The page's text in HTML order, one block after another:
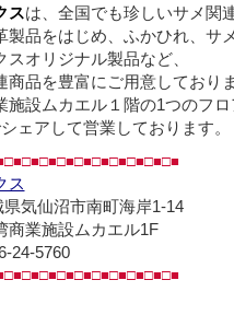
スは、全国でも珍しいサメ関
製品をはじめ、ふかひれ、サ
スオリジナル製品など、
商品を豊富にご用意しておりま
施設ムカエル１階の1つのフロ
ェアして営業しております。
ス
県気仙沼市南町海岸1-14
業施設ムカエル1F
24-5760